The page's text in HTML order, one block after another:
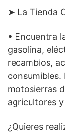
➤ La Tienda
• Encuentra
gasolina,
recambios,
consumibles.
motosierras
agricultores
¿Quieres